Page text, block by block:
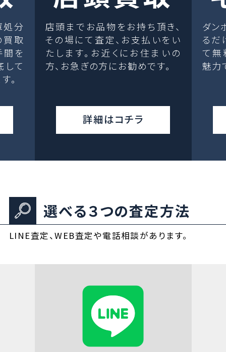
処分
取
間を
して
。
店頭までお品物をお持ち頂き、
その場にて査定、お支払いをい
たします。お近くにお住まいの
方、お急ぎの方にお勧めです。
詳細はコチラ
ダン
るだ
て無
魅力
選べる３つの査定方法
LINE査定、WEB査定や電話相談があります。